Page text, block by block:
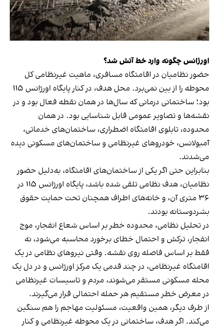
اورژانس چگونه وارد خط آتش شد؟
حضور نظامیان در اقامتگاه مسافری، ماهیت غیرنظامی کل
محوطه را از بین نمی‌برد. محل هدف، در کنار پایگاه اورژانس ۱۱۵
بود؛ ساختمانی درمانی که سال‌ها در همان نقطه فعال بود و در
نقشه‌ها و تصاویر عمومی قابل شناسایی بود. در همان
محدوده، تابلوی اقامتگاه اضطراری، ساختمان‌های خدماتی،
آمبولانس، خودروهای غیرنظامی و ساختمان‌های مسکونی دیده
می‌شدند.
بنابراین حتی اگر یکی از ساختمان‌های اقامتگاه، به‌دلیل حضور
نظامیان، هدف نظامی تلقی شده باشد، پایگاه اورژانس ۱۱۵ در
۳۶ متری آن، و خانه‌های اطراف همچنان تحت حمایت حقوق
بشردوستانه بودند.
در تحلیل نظامی، محدوده خطر بر اساس شعاع انفجار، موج
انفجار، ترکش و احتمال خطای برخورد محاسبه می‌شود، نه
فقط بر اساس فاصله روی نقشه. وقتی نیروهای نظامی در یک
اقامتگاه غیرنظامی، در چند قدمی یک مرکز اورژانس و در دل یک
محله مسکونی مستقر می‌شوند، مردم و تاسیسات غیرنظامی
در معرض خطر مستقیم هر حمله احتمالی قرار می‌گیرند.
از طرف دیگر، همین واقعیت، مسئولیت مهاجم را هم سنگین
می‌کند. اگر هدف، ساختمانی در یک محوطه غیرنظامی و کنار